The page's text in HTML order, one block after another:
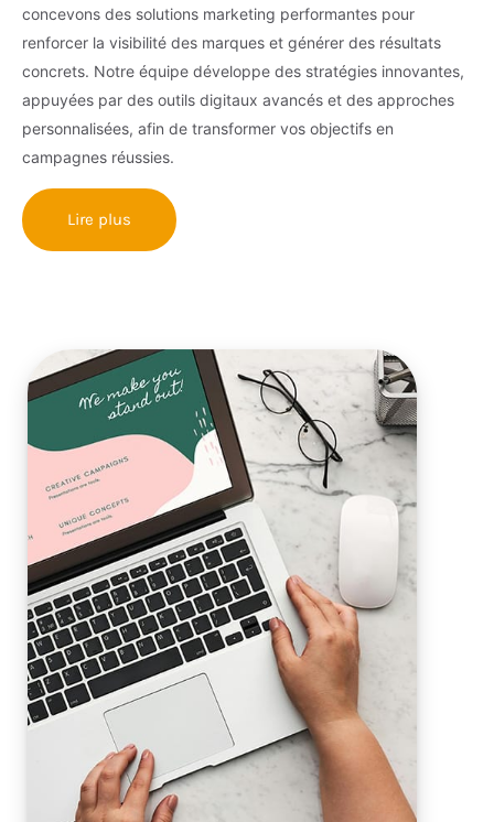
concevons des solutions marketing performantes pour
renforcer la visibilité des marques et générer des résultats
concrets. Notre équipe développe des stratégies innovantes,
appuyées par des outils digitaux avancés et des approches
personnalisées, afin de transformer vos objectifs en
campagnes réussies.
Lire plus